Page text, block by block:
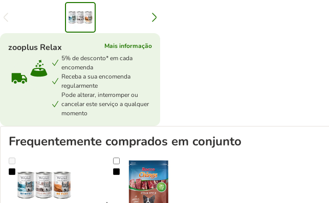
zooplus Relax
Mais informação
5% de desconto* em cada
encomenda
Receba a sua encomenda
regularmente
Pode alterar, interromper ou
cancelar este serviço a qualquer
momento
Frequentemente comprados em conjunto
Wolf of Wilderness Adult - Single Protein 6 x 400 g
Rocco Chings Steak Style